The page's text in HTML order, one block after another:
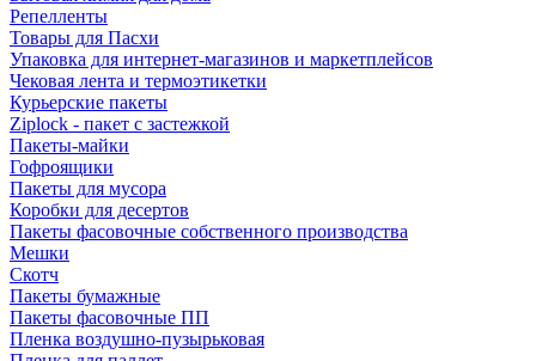
Репелленты
Товары для Пасхи
Упаковка для интернет-магазинов и маркетплейсов
Чековая лента и термоэтикетки
Курьерские пакеты
Ziplock - пакет с застежкой
Пакеты-майки
Гофроящики
Пакеты для мусора
Коробки для десертов
Пакеты фасовочные собственного производства
Мешки
Скотч
Пакеты бумажные
Пакеты фасовочные ПП
Пленка воздушно-пузырьковая